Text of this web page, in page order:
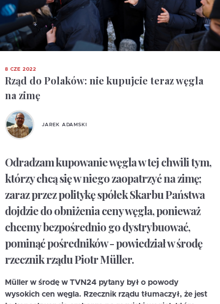
8 CZE 2022
Rząd do Polaków: nie kupujcie teraz węgla
na zimę
JAREK ADAMSKI
Odradzam kupowanie węgla w tej chwili tym,
którzy chcą się w niego zaopatrzyć na zimę;
zaraz przez politykę spółek Skarbu Państwa
dojdzie do obniżenia ceny węgla, ponieważ
chcemy bezpośrednio go dystrybuować,
pominąć pośredników - powiedział w środę
rzecznik rządu Piotr Müller.
Müller w środę w TVN24 pytany był o powody
wysokich cen węgla. Rzecznik rządu tłumaczył, że jest